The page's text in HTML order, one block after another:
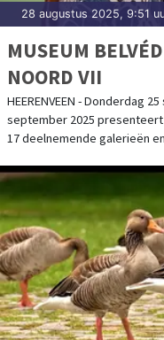
28 augustus 2025, 9:51
MUSEUM
NOORD VII
HEERENVEEN - Donderdag
september 2025
17 deelnemende galerieën